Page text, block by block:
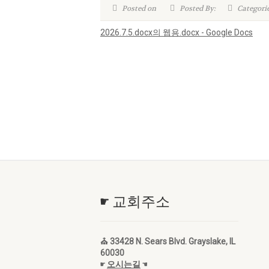
Posted on Posted By:
2026.7.5.docx의 웹용.docx - Google Docs
☛ 교회주소
⛪ 33428 N. Sears Blvd. Grayslake, IL
60030
☛ 오시는길 ☚